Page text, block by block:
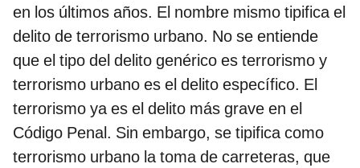
en los últimos años. El nombre mismo tipifica el
delito de terrorismo urbano. No se entiende
que el tipo del delito genérico es terrorismo y
terrorismo urbano es el delito específico. El
terrorismo ya es el delito más grave en el
Código Penal. Sin embargo, se tipifica como
terrorismo urbano la toma de carreteras, que